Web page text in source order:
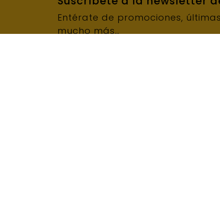
Entérate de promociones,
mucho más…